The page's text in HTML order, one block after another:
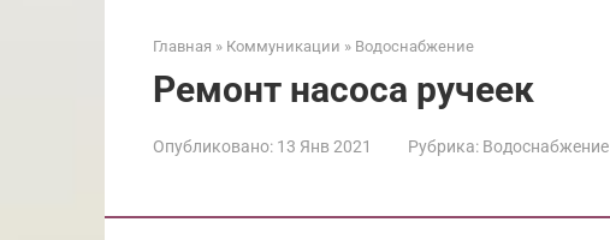
Главная » Коммуникации » Водоснабжение
Ремонт насоса ручеек
Опубликовано: 13 Янв 2021 Рубрика: Водоснабжение